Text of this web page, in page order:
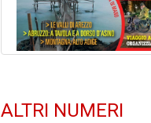
ALTRI NUMERI